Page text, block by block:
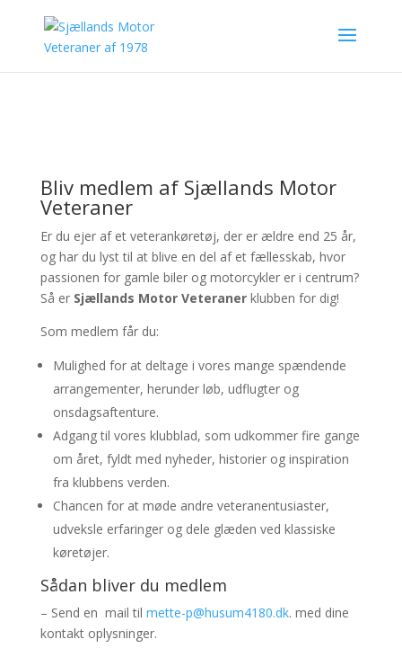
Bliv medlem af Sjællands Motor
Veteraner
Er du ejer af et veterankøretøj, der er ældre end 25 år,
og har du lyst til at blive en del af et fællesskab, hvor
passionen for gamle biler og motorcykler er i centrum?
Så er Sjællands Motor Veteranerklubben for dig!
Som medlem får du:
Mulighed for at deltage i vores mange spændende
arrangementer, herunder løb, udflugter og
onsdagsaftenture.
Adgang til vores klubblad, som udkommer fire gange
om året, fyldt med nyheder, historier og inspiration
fra klubbens verden.
Chancen for at møde andre veteranentusiaster,
udveksle erfaringer og dele glæden ved klassiske
køretøjer.
Sådan bliver du medlem
– Send en mail til mette-p@husum4180.dk. med dine
kontakt oplysninger.